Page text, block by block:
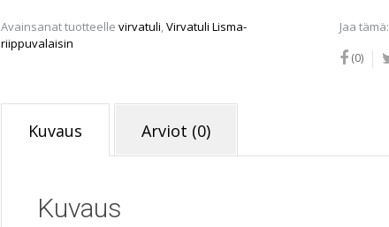
Avainsanat tuotteelle virvatuli,Virvatuli Lisma-
riippuvalaisin
Jaa tämä:
(0)
Kuvaus Arviot (0)
Kuvaus